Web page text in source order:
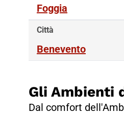
Foggia
Città
Benevento
Gli Ambienti
Dal comfort